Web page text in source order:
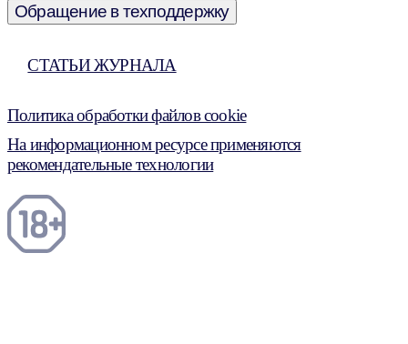
Обращение в техподдержку
СТАТЬИ ЖУРНАЛА
Политика обработки файлов cookie
На информационном ресурсе применяются
рекомендательные технологии